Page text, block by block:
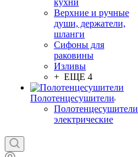
Верхние и ручные
души, держатели,
шланги
Сифоны для
раковины
Изливы
+ ЕЩЕ 4
Полотенцесушители
Полотенцесушители
электрические